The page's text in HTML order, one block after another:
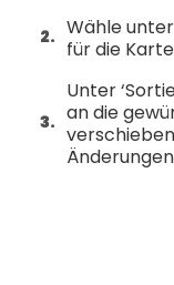
Wähle
für die
Unter
an die